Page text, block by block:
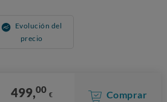
Evolución del
precio
499,00 € Comprar